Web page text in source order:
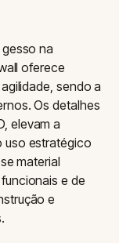
na
oferece
sendo a
Os detalhes
elevam a
uso estratégico
material
e de
e